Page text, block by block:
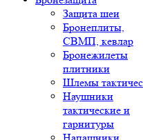
Защита шеи
Бронеплиты,
СВМП, кевлар
Бронежилеты
плитники
Шлемы
Наушники
тактические и
гарнитуры